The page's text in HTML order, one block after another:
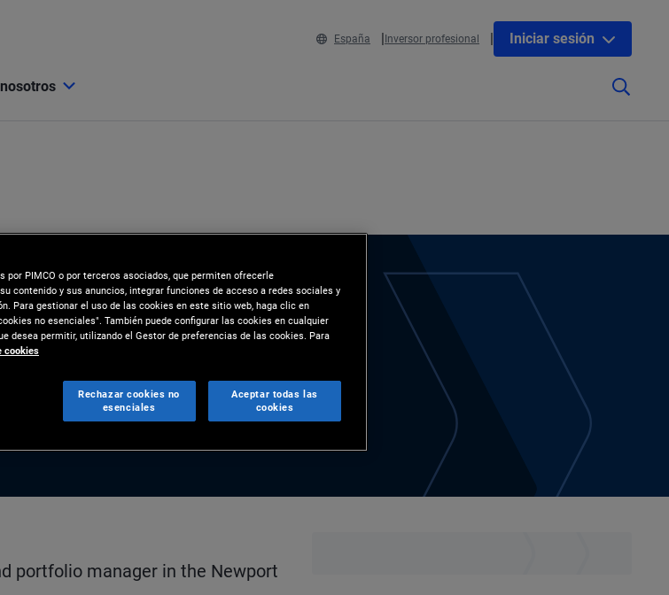
España Inversor profesional Iniciar sesión
portfolio manager in the Newport
por PIMCO o por terceros asociados, que permiten ofrecerle
contenido y sus anuncios, integrar funciones de acceso a redes sociales y
Para gestionar el uso de las cookies en este sitio web, haga clic en
no esenciales". También puede configurar las cookies en cualquier
desea permitir, utilizando el Gestor de preferencias de las cookies. Para
cookies
Rechazar cookies no
esenciales
Aceptar todas las
cookies